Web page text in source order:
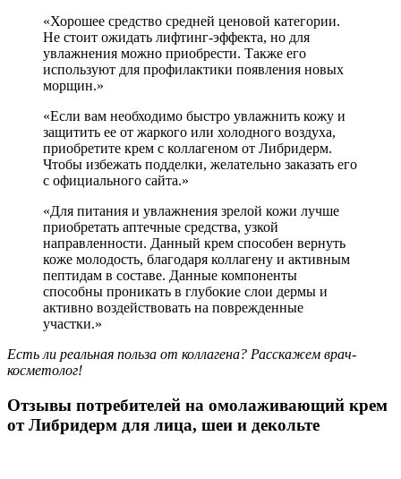
«Хорошее средство средней ценовой категории.
Не стоит ожидать лифтинг-эффекта, но для
увлажнения можно приобрести. Также его
используют для профилактики появления новых
морщин.»
«Если вам необходимо быстро увлажнить кожу и
защитить ее от жаркого или холодного воздуха,
приобретите крем с коллагеном от Либридерм.
Чтобы избежать подделки, желательно заказать его
с официального сайта.»
«Для питания и увлажнения зрелой кожи лучше
приобретать аптечные средства, узкой
направленности. Данный крем способен вернуть
коже молодость, благодаря коллагену и активным
пептидам в составе. Данные компоненты
способны проникать в глубокие слои дермы и
активно воздействовать на поврежденные
участки.»
Есть ли реальная польза от коллагена? Расскажем врач-
косметолог!
Отзывы потребителей на омолаживающий крем
от Либридерм для лица, шеи и декольте